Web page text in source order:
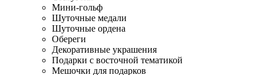
Мини-гольф
Шуточные медали
Шуточные ордена
Обереги
Декоративные украшения
Подарки с восточной тематикой
Мешочки для подарков